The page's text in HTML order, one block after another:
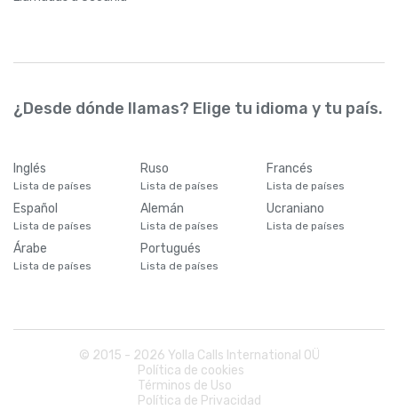
¿Desde dónde llamas? Elige tu idioma y tu país.
Inglés
Lista de países
Ruso
Lista de países
Francés
Lista de países
Español
Lista de países
Alemán
Lista de países
Ucraniano
Lista de países
Árabe
Lista de países
Portugués
Lista de países
© 2015 - 2026 Yolla Calls International OÜ
Política de cookies
Términos de Uso
Política de Privacidad